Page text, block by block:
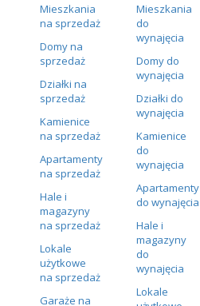
Mieszkania
na sprzedaż
Domy na
sprzedaż
Działki na
sprzedaż
Kamienice
na sprzedaż
Apartamenty
na sprzedaż
Hale i
magazyny
na sprzedaż
Lokale
użytkowe
na sprzedaż
Garaże na
Mieszkania
do
wynajęcia
Domy do
wynajęcia
Działki do
wynajęcia
Kamienice
do
wynajęcia
Apartamenty
do wynajęcia
Hale i
magazyny
do
wynajęcia
Lokale